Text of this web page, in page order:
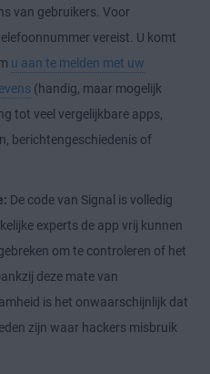
van gebruikers. Voor
vereist. U komt
u aan te melden met uw
(handig, maar mogelijk
tot veel vergelijkbare apps,
berichtengeschiedenis of
De code van Signal is volledig
experts de app vrij kunnen
om te controleren of het
deze mate van
is het onwaarschijnlijk dat
zijn waar hackers misbruik